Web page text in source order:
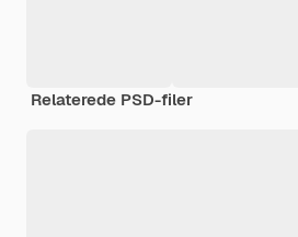
Relaterede PSD-filer